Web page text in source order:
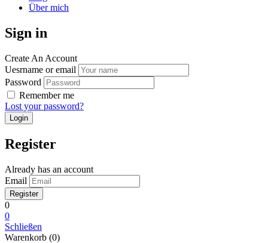
Über mich
Sign in
Create An Account
Uesrname or email
Password
Remember me
Lost your password?
Register
Already has an account
Email
0
0
Schließen
Warenkorb (0)